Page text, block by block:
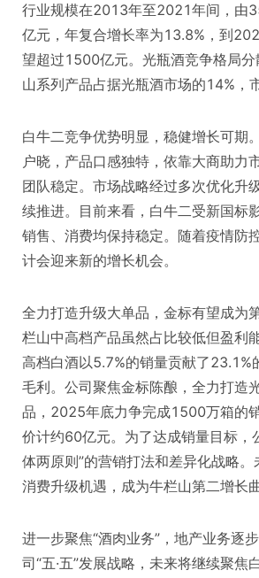
行业规模在2013年至2021年间，由
亿元，年复合增长率为13.8%，到
望超过1500亿元。光瓶酒竞争格局
山系列产品占据光瓶酒市场的14%，
白牛二竞争优势明显，稳健增长可期
户晓，产品口感独特，依靠大商助力
团队稳定。市场战略经过多次优化升
续推进。目前来看，白牛二受新国标
销售、消费均保持稳定。随着疫情防
计会迎来新的增长机会。
全力打造升级大单品，金标有望成为
栏山中高档产品虽然占比较低但盈利
高档白酒以5.7%的销量贡献了23.1%
毛利。公司聚焦金标陈酿，全力打造
品，2025年底力争完成1500万箱的
价计约60亿元。为了达成销量目标，
体两原则”的营销打法和差异化战略
消费升级机遇，成为牛栏山第二增长曲
进一步聚焦“酒肉业务”，地产业务逐
司“五·五”发展战略，未来将继续聚焦